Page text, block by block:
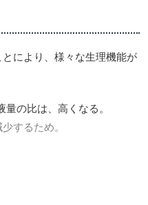
により、様々な生理機能が
の比は、高くなる。
するため。